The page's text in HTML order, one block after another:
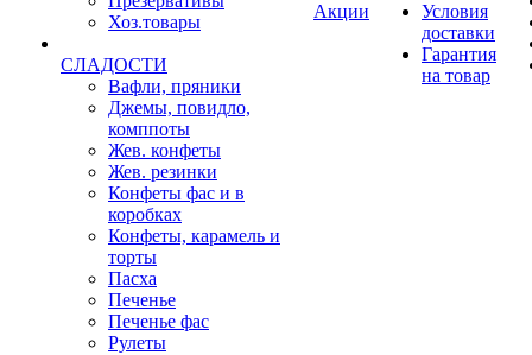
Хоз.товары
СЛАДОСТИ
Вафли, пряники
Джемы, повидло,
комппоты
Жев. конфеты
Жев. резинки
Конфеты фас и в
коробках
Конфеты, карамель и
торты
Пасха
Печенье
Печенье фас
Рулеты
Акции
Условия
доставки
Гарантия
на товар